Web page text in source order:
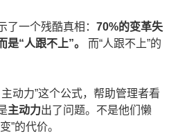
了一个残酷真相： 70%的变革失
是“人跟不上”。
而“人跟不上”的
动力”这个公式，帮助管理者看
主动力出了问题。不是他们懒
”的代价。